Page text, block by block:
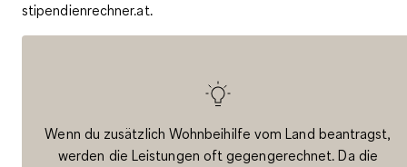
stipendienrechner.at.
Wenn du zusätzlich Wohnbeihilfe vom Land beantragst,
werden die Leistungen oft gegengerechnet. Da die